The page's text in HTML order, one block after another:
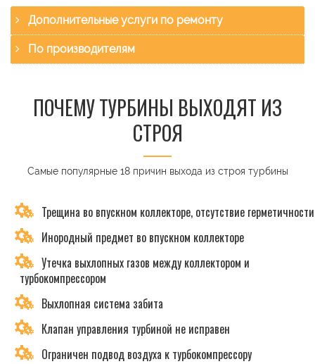
Дополнительные услуги по ремонту
По производителям
ПОЧЕМУ ТУРБИНЫ ВЫХОДЯТ ИЗ
СТРОЯ
Самые популярные 18 причин выхода из строя турбины
Трещина во впускном коллекторе, отсутствие герметичности
Инородный предмет во впускном коллекторе
Утечка выхлопных газов между коллектором и
турбокомпрессором
Выхлопная система забита
Клапан управления турбиной не исправен
Ограничен подвод воздуха к турбокомпрессору